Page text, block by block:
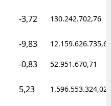
-3,72 130.242.702,76
-9,83 12.159.626.735,62
-0,83 52.951.670,71
5,23 1.596.553.324,02